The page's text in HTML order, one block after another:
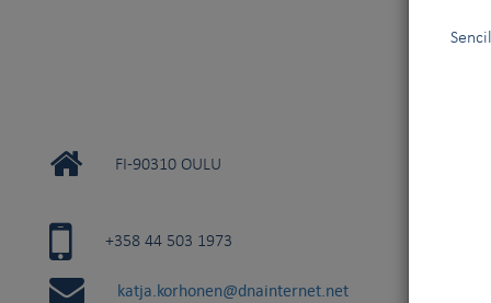
FI-90310 OULU
+358 44 503 1973
katja.korhonen@dnainternet.net